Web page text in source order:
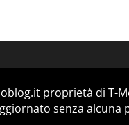
proprietà di T-
senza